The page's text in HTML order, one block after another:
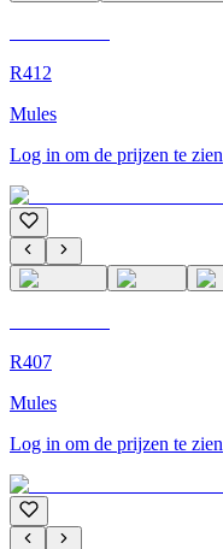
R412
Mules
Log in om de prijzen te zien
R407
Mules
Log in om de prijzen te zien